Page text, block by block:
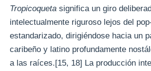
Tropicoqueta significa un giro
intelectualmente riguroso lejos del
estandarizado, dirigiéndose hacia un
caribeño y latino profundamente
a las raíces.[15, 18] La producción